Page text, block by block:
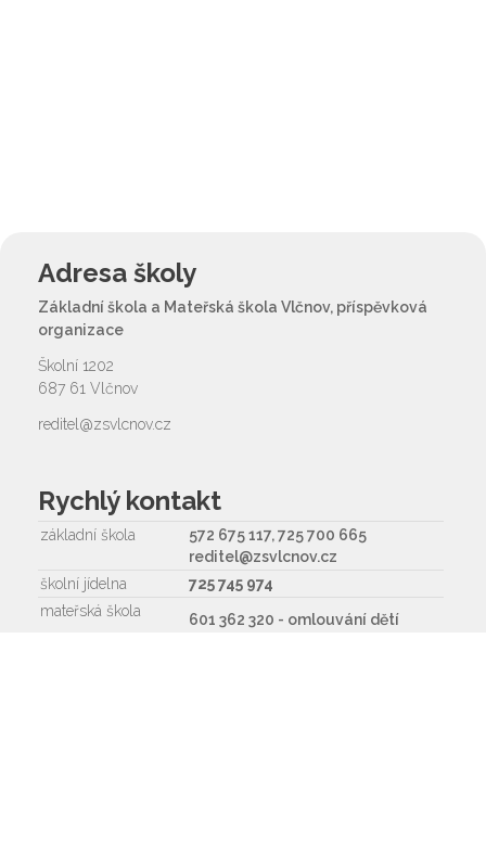
Adresa školy
Základní škola a Mateřská škola Vlčnov, příspěvková
organizace
Školní 1202
687 61 Vlčnov
reditel@zsvlcnov.cz
Rychlý kontakt
základní škola
572 675 117, 725 700 665
reditel@zsvlcnov.cz
školní jídelna
725 745 974
mateřská škola
601 362 320 - omlouvání dětí